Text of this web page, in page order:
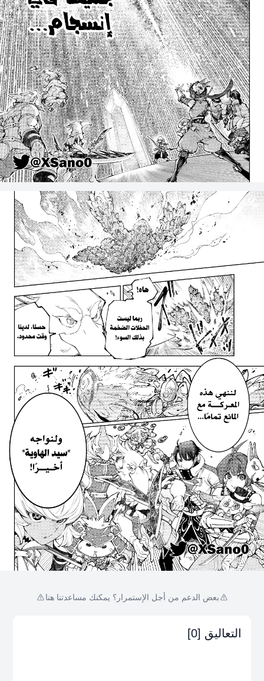
بعض الدعم من أجل الإستمرار؟ يمكنك مساعدتنا هنا
التعاليق [0]